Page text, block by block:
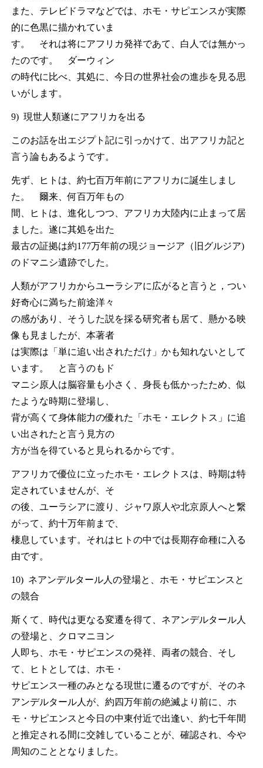
また、テレビドラマなどでは、ホモ・サピエンスが実際
的に色黒に描かれていま
す。 それは将にアフリカ発祥であて、白人では無かっ
たのです。 ダーウィン
の時代に比べ、其処に、今日の世界社会の進歩を見る思
いがします。
9) 現世人類遂にアフリカを出る
このお話を出エジプト記に引っかけて、出アフリカ記と
言う論もあるようです。
先ず、ヒトは、約七百万年前にアフリカに誕生しまし
た。 爾来、何百万年もの
間、ヒトは、進化しつつ、アフリカ大陸内に止まって居
ました。遂に其処を出た
最古の証拠は約177万年前の現ジョージア（旧グルジア)
のドマニシ遺跡でした。
人類がアフリカからユーラシアに広がると言うと，つい
好奇心に満ちた前途洋々
の感があり、そうした説を採る研究者も居て、懸かる映
像も見ましたが、本著者
は実際は「単に追い出されただけ」かも知れないとして
います。 と言うのもド
マニシ原人は脳容量も小さく、身長も低かったため、似
たような時期に登場し、
背が高くて身体能力の優れた「ホモ・エレクトス」に追
い出されたと言う見方の
方が当を得ていると見られるからです。
アフリカで優位に立ったホモ・エレクトスは、時期は特
定されていませんが、そ
の後、ユーラシアに渡り、ジャワ原人や北京原人へと繋
がって、約十万年前まで、
棲息しています。それはヒトの中では長期存命種に入る
由です。
10) ネアンデルタール人の登場と、ホモ・サピエンスと
の競合
斯くて、時代は更なる変遷を得て、ネアンデルタール人
の登場と、クロマニヨン
人即ち、ホモ・サピエンスの発祥、両者の競合、そし
て、ヒトとしては、ホモ・
サピエンス一種のみとなる現世に遷るのですが、そのネ
アンデルタール人が、約四万年前の絶滅より前に、ホ
モ・サピエンスと今日の中東付近で出逢い、約七千年間
と推定される間に交雑していることが、確認され、今や
周知のこととなりました。